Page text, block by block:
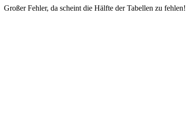
Großer Fehler, da scheint die Hälfte der Tabellen zu fehlen!